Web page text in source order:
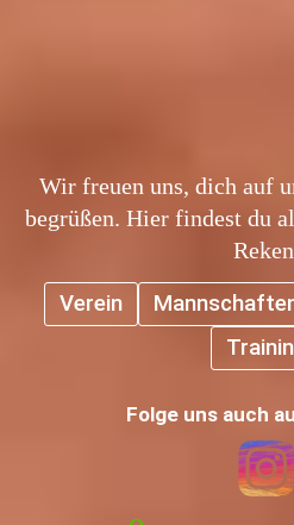
Wir freuen uns, dich auf
begrüßen. Hier findest du
Verein
Folge uns auch